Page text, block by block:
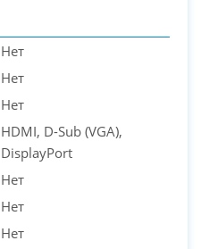
Нет
Нет
Нет
HDMI, D-Sub (VGA),
DisplayPort
Нет
Нет
Нет